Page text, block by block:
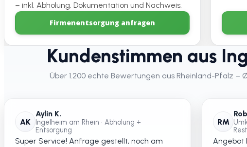
– inkl. Abholung, Dokumentation und Nachweis.
Firmenentsorgung anfragen
Kundenstimmen aus
Über 1.200 echte Bewertungen aus Rheinland-Pfalz
AK
Aylin K.
Ingelheim am Rhein • Abholung +
Entsorgung
Super Service! Anfrage gestellt, noch am
RM
Angebot